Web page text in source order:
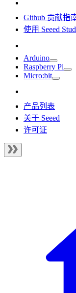
Github 贡献指
使用 Seeed
Arduino
Raspberry Pi
Micro:bit
产品列表
关于 Seeed
许可证